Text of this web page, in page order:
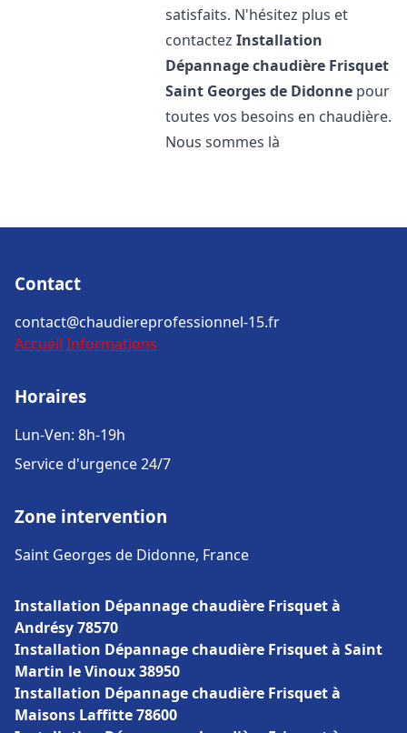
satisfaits. N'hésitez plus et
contactezInstallation
Dépannage chaudière Frisquet
Saint Georges de Didonne pour
toutes vos besoins en chaudière.
Nous sommes là
Contact
contact@chaudiereprofessionnel-15.fr
Accueil Informations
Horaires
Lun-Ven: 8h-19h
Service d'urgence 24/7
Zone intervention
Saint Georges de Didonne, France
Installation Dépannage chaudière Frisquet à
Andrésy 78570
Installation Dépannage chaudière Frisquet à Saint
Martin le Vinoux 38950
Installation Dépannage chaudière Frisquet à
Maisons Laffitte 78600